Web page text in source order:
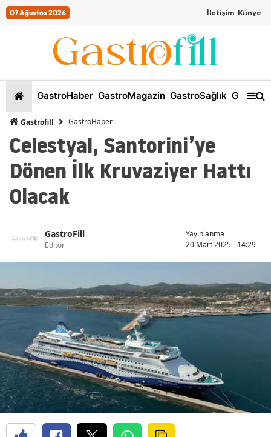
07 Ağustos 2026 İletişim Künye
GastroHaber GastroMagazin GastroSağlık
Gastrofill GastroHaber
Celestyal, Santorini’ye
Dönen İlk Kruvaziyer Hattı
Olacak
GastroFill
Editör
Yayınlanma
20 Mart 2025 - 14:29